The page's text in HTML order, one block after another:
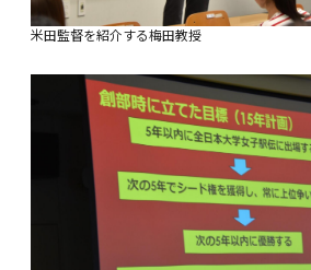
米田監督を紹介する梅田教授